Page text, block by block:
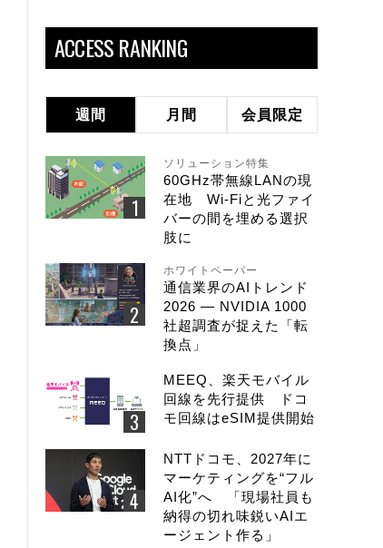
ACCESS RANKING
週間 月間 会員限定
ソリューション特集
60GHz帯無線LANの現
在地 Wi-Fiと光ファイ
バーの間を埋める選択
肢に
ホワイトペーパー
通信業界のAIトレンド
2026 ― NVIDIA 1000
社超調査が捉えた「転
換点」
MEEQ、楽天モバイル
回線を先行提供 ドコ
モ回線はeSIM提供開始
NTTドコモ、2027年に
マーケティングを“フル
AI化”へ 「現場社員も
納得の切れ味鋭いAIエ
ージェント作る」